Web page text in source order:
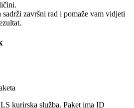
završni rad i pomaže vam vidjeti
kurirska služba. Paket ima ID